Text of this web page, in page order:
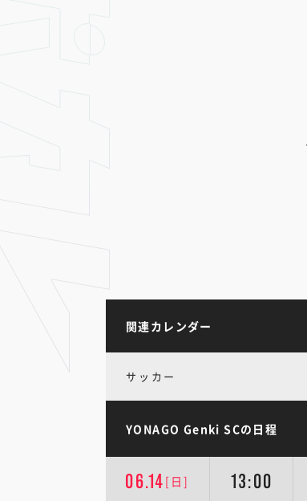
関連カレンダー
サッカー
YONAGO Genki SCの日程
06.14 [日] 13:00